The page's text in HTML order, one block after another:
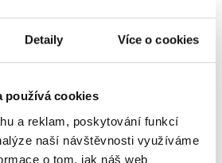
Detaily Více o cookies
používá cookies
a reklam, poskytování funkcí
naší návštěvnosti využíváme
o tom, jak náš web
Daniela Fischerová
238 Kč298 Kč